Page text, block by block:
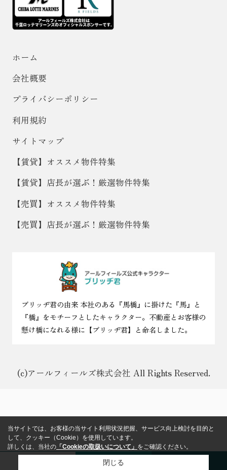
ホーム
会社概要
プライバシーポリシー
利用規約
サイトマップ
【賃貸】オススメ物件特集
【賃貸】店長が選ぶ！厳選物件特集
【売買】オススメ物件特集
【売買】店長が選ぶ！厳選物件特集
ブリッヂ君の由来 本社のある『馬橋』に掛けた『馬』と
『橋』をモチーフとしたキャラクター。不動産とお客様の
懸け橋になれる様に【ブリッヂ君】と命名しました。
(c)アールフィールズ株式会社 All Rights Reserved.
来店予約
当サイトでは、お客様の当サイト利用状況把握、サービス向上検討を目的と
して、クッキー（Cookie）を使用しています。
詳しくは、当社の 「Cookieの取扱いについて」 をご確認ください。
閉じる